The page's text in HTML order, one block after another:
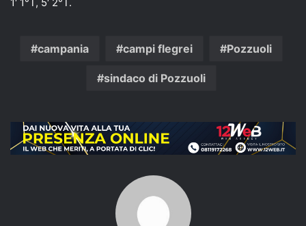
campania campi flegrei Pozzuoli
sindaco di Pozzuoli